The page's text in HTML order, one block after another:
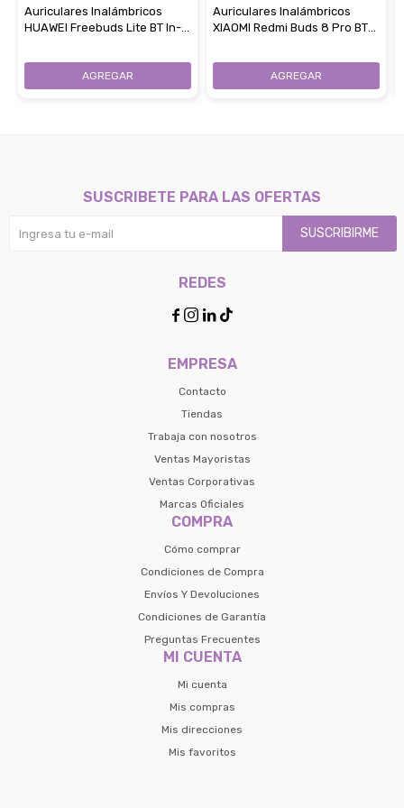
Auriculares Inalámbricos
HUAWEI Freebuds Lite BT In-
Auriculares Inalámbricos
XIAOMI Redmi Buds 8 Pro BT
Obsidian Black
EMPRESA
Contacto
Tiendas
Trabaja con nosotros
Ventas Mayoristas
Ventas Corporativas
Marcas Oficiales
COMPRA
Cómo comprar
Condiciones de Compra
Envíos Y Devoluciones
Condiciones de Garantía
Preguntas Frecuentes
MI CUENTA
Mi cuenta
Mis compras
Mis direcciones
Mis favoritos
SUSCRIBETE PARA LAS OFERTAS
SUSCRIBIRME
REDES
   